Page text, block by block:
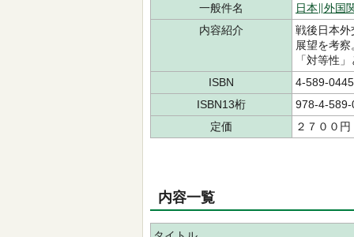
一般件名
日本∥外国
内容紹介
戦後日本外
展望を考
「対等性
ISBN
4-589-
ISBN13桁
978-4-589-
定価
２７００円
内容一覧